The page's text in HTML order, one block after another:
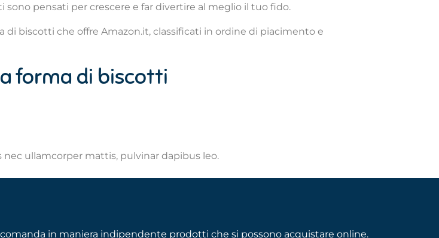
sono pensati per crescere e far divertire al meglio il tuo fido.
di biscotti che offre Amazon.it, classificati in ordine di piacimento e
forma di biscotti
ullamcorper mattis, pulvinar dapibus leo.
in maniera indipendente prodotti che si possono acquistare online.